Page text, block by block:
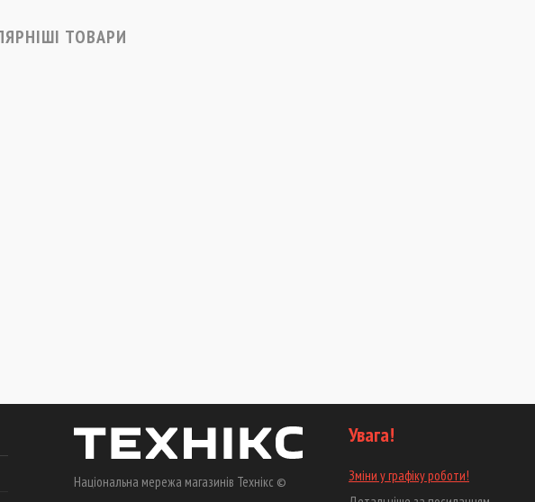
ТОВАРИ
Національна мережа магазинів Технікс ©
Увага!
Зміни у графіку роботи!